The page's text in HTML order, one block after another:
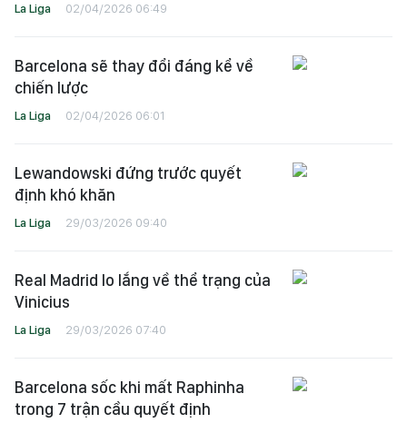
La Liga 02/04/2026 06:49
Barcelona sẽ thay đổi đáng kể về
chiến lược
La Liga 02/04/2026 06:01
Lewandowski đứng trước quyết
định khó khăn
La Liga 29/03/2026 09:40
Real Madrid lo lắng về thể trạng của
Vinicius
La Liga 29/03/2026 07:40
Barcelona sốc khi mất Raphinha
trong 7 trận cầu quyết định